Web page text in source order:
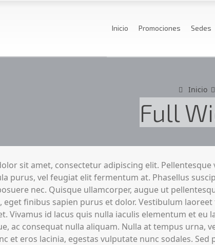
Inicio Promociones Sedes
Inicio
Full
sit amet, consectetur adipiscing elit. Pellentesque
purus, vel feugiat elit fermentum at. Phasellus
nec. Quisque ullamcorper, augue ut
eget finibus sapien purus et dolor. Vestibulum
Vivamus id lacus quis nulla iaculis elementum et eu
ac consequat nulla aliquam. Nulla at tempus urna,
et eros lacinia, egestas vulputate nunc sodales.